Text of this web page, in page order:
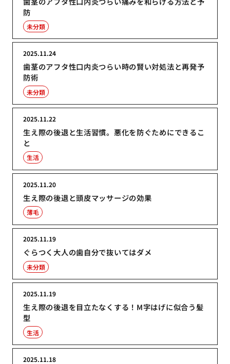
防
未分類
歯茎のアフタ性口内炎つらい時の賢い対処法と再発予
防術
2025.11.24
未分類
生え際の後退と生活習慣。悪化を防ぐためにできるこ
と
2025.11.22
生活
生え際の後退と頭皮マッサージの効果
2025.11.20
薄毛
ぐらつく大人の歯自分で抜いてはダメ
2025.11.19
未分類
生え際の後退を目立たなくする！M字はげに似合う髪
型
2025.11.19
生活
2025.11.18